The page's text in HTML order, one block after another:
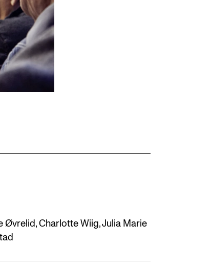
og studenter
Øvrelid, Charlotte Wiig, Julia Marie